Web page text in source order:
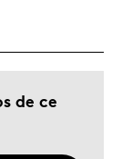
de ce